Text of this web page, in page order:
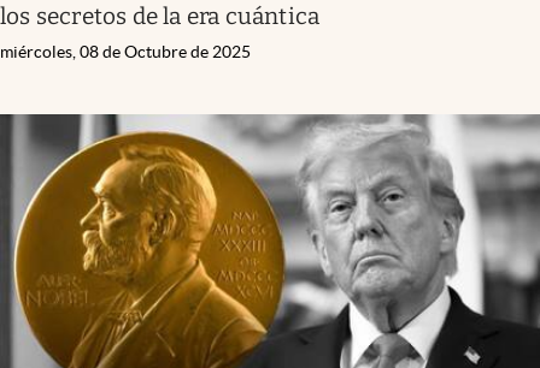
los secretos de la era cuántica
miércoles, 08 de Octubre de 2025